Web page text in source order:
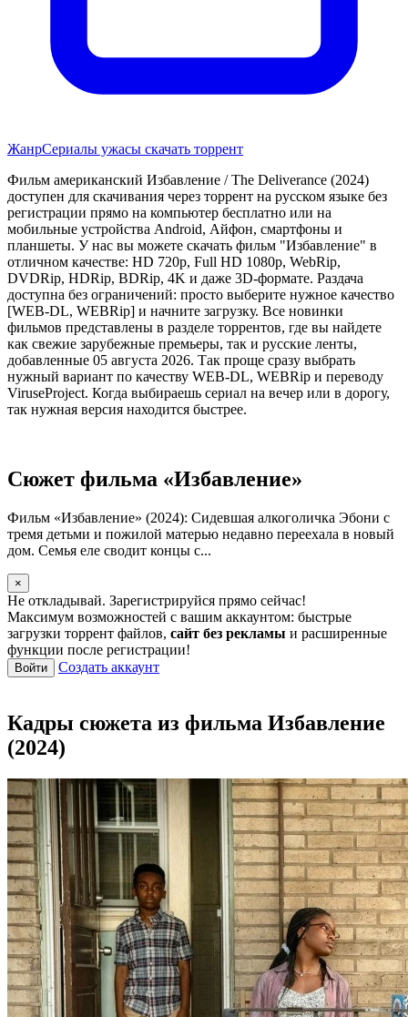
ЖанрСериалы ужасы скачать торрент
Фильм американский Избавление / The Deliverance (2024)
доступен для скачивания через торрент на русском языке без
регистрации прямо на компьютер бесплатно или на
мобильные устройства Android, Айфон, смартфоны и
планшеты. У нас вы можете скачать фильм "Избавление" в
отличном качестве: HD 720p, Full HD 1080p, WebRip,
DVDRip, HDRip, BDRip, 4K и даже 3D-формате. Раздача
доступна без ограничений: просто выберите нужное качество
[WEB-DL, WEBRip] и начните загрузку. Все новинки
фильмов представлены в разделе торрентов, где вы найдете
как свежие зарубежные премьеры, так и русские ленты,
добавленные 05 августа 2026. Так проще сразу выбрать
нужный вариант по качеству WEB-DL, WEBRip и переводу
ViruseProject. Когда выбираешь сериал на вечер или в дорогу,
так нужная версия находится быстрее.
Сюжет фильма «Избавление»
Фильм «Избавление» (2024): Сидевшая алкоголичка Эбони с
тремя детьми и пожилой матерью недавно переехала в новый
дом. Семья еле сводит концы с...
×
Не откладывай. Зарегистрируйся прямо сейчас!
Максимум возможностей с вашим аккаунтом: быстрые
загрузки торрент файлов, сайт без рекламы и расширенные
функции после регистрации!
Войти Создать аккаунт
Кадры сюжета из фильма Избавление
(2024)